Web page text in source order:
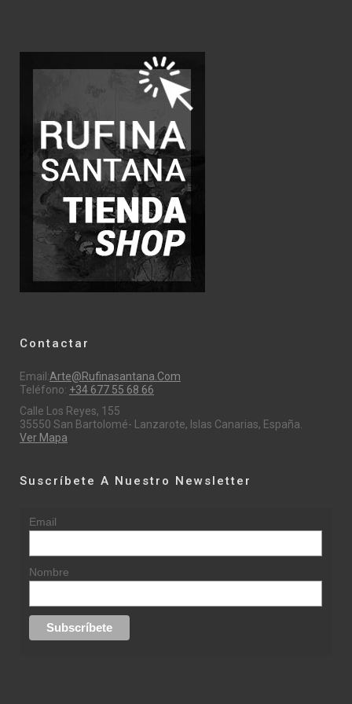
Contactar
Email:Arte@rufinasantana.com
Teléfono: +34 677 55 68 66
Calle Los Reyes, 155
35550 San Bartolomé- Lanzarote, Islas Canarias, España.
Ver Mapa
Suscríbete A Nuestro Newsletter
Email
Nombre